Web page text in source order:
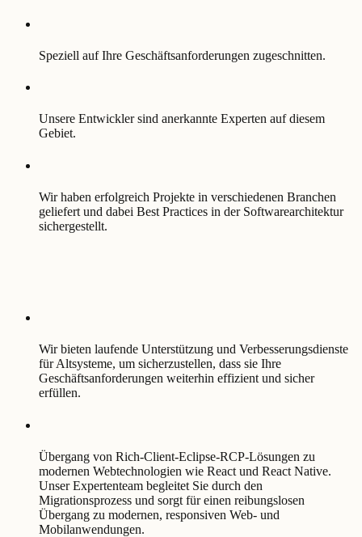
Speziell auf Ihre Geschäftsanforderungen zugeschnitten.
Unsere Entwickler sind anerkannte Experten auf diesem
Gebiet.
Wir haben erfolgreich Projekte in verschiedenen Branchen
geliefert und dabei Best Practices in der Softwarearchitektur
sichergestellt.
Wir bieten laufende Unterstützung und Verbesserungsdienste
für Altsysteme, um sicherzustellen, dass sie Ihre
Geschäftsanforderungen weiterhin effizient und sicher
erfüllen.
Übergang von Rich-Client-Eclipse-RCP-Lösungen zu
modernen Webtechnologien wie React und React Native.
Unser Expertenteam begleitet Sie durch den
Migrationsprozess und sorgt für einen reibungslosen
Übergang zu modernen, responsiven Web- und
Mobilanwendungen.